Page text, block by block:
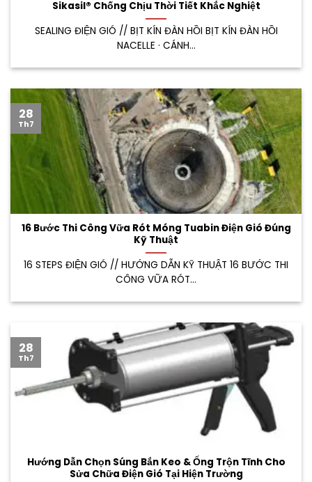
Sikasil® Chống Chịu Thời Tiết Khắc Nghiệt
SEALING ĐIỆN GIÓ // BỊT KÍN ĐÀN HỒI BỊT KÍN ĐÀN HỒI
NACELLE · CÁNH...
16 Bước Thi Công Vữa Rót Móng Tuabin Điện Gió Đúng
Kỹ Thuật
16 STEPS ĐIỆN GIÓ // HƯỚNG DẪN KỸ THUẬT 16 BƯỚC THI
CÔNG VỮA RÓT...
28
Th7
Hướng Dẫn Chọn Súng Bắn Keo & Ống Trộn Tĩnh Cho
Sửa Chữa Điện Gió Tại Hiện Trường
28
Th7